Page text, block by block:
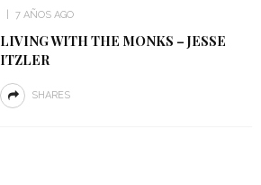
7 AÑOS AGO
LIVING WITH THE MONKS – JESSE
ITZLER
SHARES